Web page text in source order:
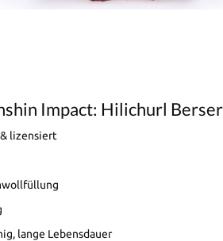
Impact: Hilichurl
lizensiert
lange Lebensdauer